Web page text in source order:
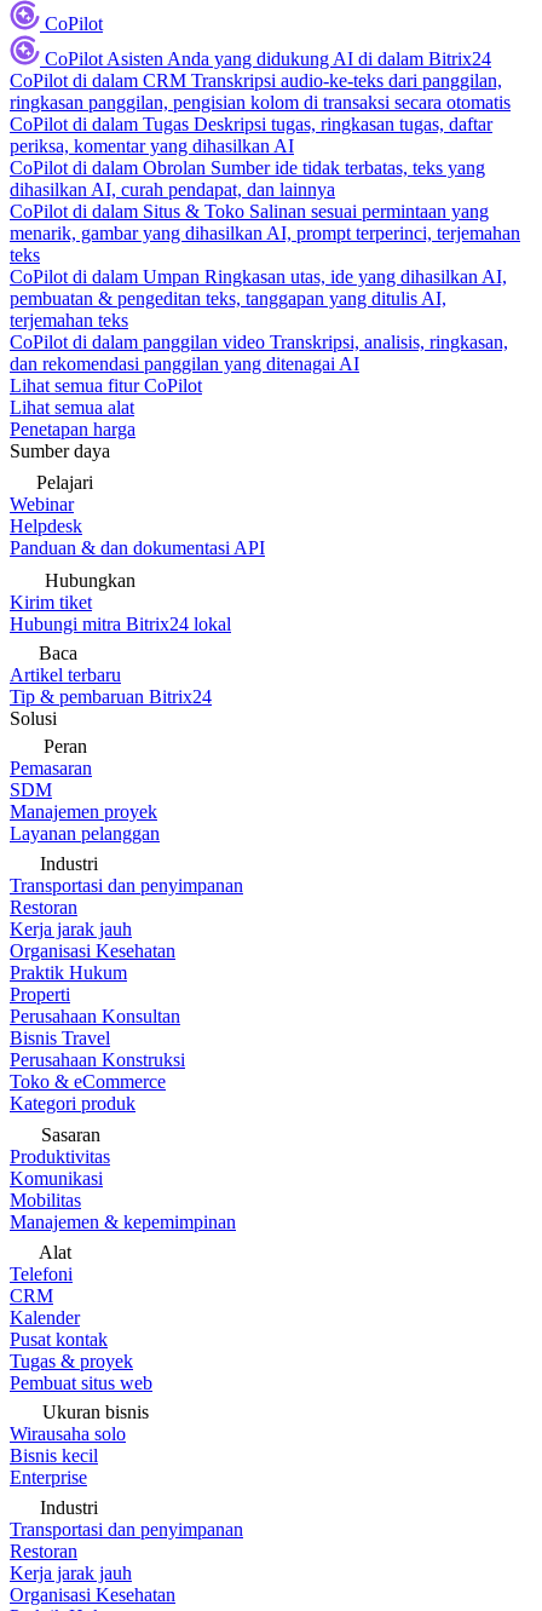
CoPilot
CoPilot Asisten Anda yang didukung AI di dalam Bitrix24
CoPilot di dalam CRM Transkripsi audio-ke-teks dari panggilan,
ringkasan panggilan, pengisian kolom di transaksi secara otomatis
CoPilot di dalam Tugas Deskripsi tugas, ringkasan tugas, daftar
periksa, komentar yang dihasilkan AI
CoPilot di dalam Obrolan Sumber ide tidak terbatas, teks yang
dihasilkan AI, curah pendapat, dan lainnya
CoPilot di dalam Situs & Toko Salinan sesuai permintaan yang
menarik, gambar yang dihasilkan AI, prompt terperinci, terjemahan
teks
CoPilot di dalam Umpan Ringkasan utas, ide yang dihasilkan AI,
pembuatan & pengeditan teks, tanggapan yang ditulis AI,
terjemahan teks
CoPilot di dalam panggilan video Transkripsi, analisis, ringkasan,
dan rekomendasi panggilan yang ditenagai AI
Lihat semua fitur CoPilot
Lihat semua alat
Penetapan harga
Sumber daya
Pelajari
Webinar
Helpdesk
Panduan & dan dokumentasi API
Hubungkan
Kirim tiket
Hubungi mitra Bitrix24 lokal
Baca
Artikel terbaru
Tip & pembaruan Bitrix24
Solusi
Peran
Pemasaran
SDM
Manajemen proyek
Layanan pelanggan
Industri
Transportasi dan penyimpanan
Restoran
Kerja jarak jauh
Organisasi Kesehatan
Praktik Hukum
Properti
Perusahaan Konsultan
Bisnis Travel
Perusahaan Konstruksi
Toko & eCommerce
Kategori produk
Sasaran
Produktivitas
Komunikasi
Mobilitas
Manajemen & kepemimpinan
Alat
Telefoni
CRM
Kalender
Pusat kontak
Tugas & proyek
Pembuat situs web
Ukuran bisnis
Wirausaha solo
Bisnis kecil
Enterprise
Industri
Transportasi dan penyimpanan
Restoran
Kerja jarak jauh
Organisasi Kesehatan